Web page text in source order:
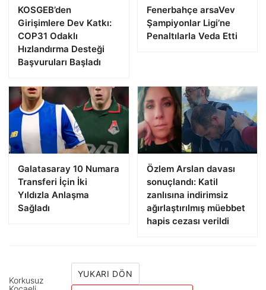
KOSGEB’den
Girişimlere Dev Katkı:
COP31 Odaklı
Hızlandırma Desteği
Başvuruları Başladı
Fenerbahçe arsaVev
Şampiyonlar Ligi’ne
Penaltılarla Veda Etti
Galatasaray 10 Numara
Transferi İçin İki
Yıldızla Anlaşma
Sağladı
Özlem Arslan davası
sonuçlandı: Katil
zanlısına indirimsiz
ağırlaştırılmış müebbet
hapis cezası verildi
Korkusuz
YUKARI DÖN